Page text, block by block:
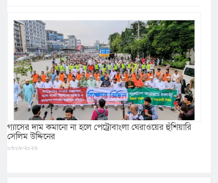
গ্যাসের দাম কমানো না হলে পেট্রোবাংলা ঘেরাওয়ের হুঁশিয়ারি
সেলিম উদ্দিনের
০৩/০৮/২০২৬